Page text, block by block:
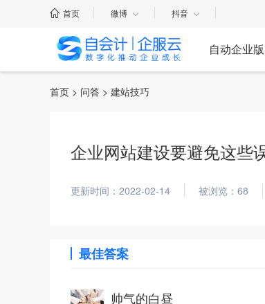
首页 微博 抖音
自动企业版
首页 > 问答 > 建站技巧
企业网站建设要避免这些
更新时间：2022-02-14 被浏览：68
最佳答案
帅气的白昼